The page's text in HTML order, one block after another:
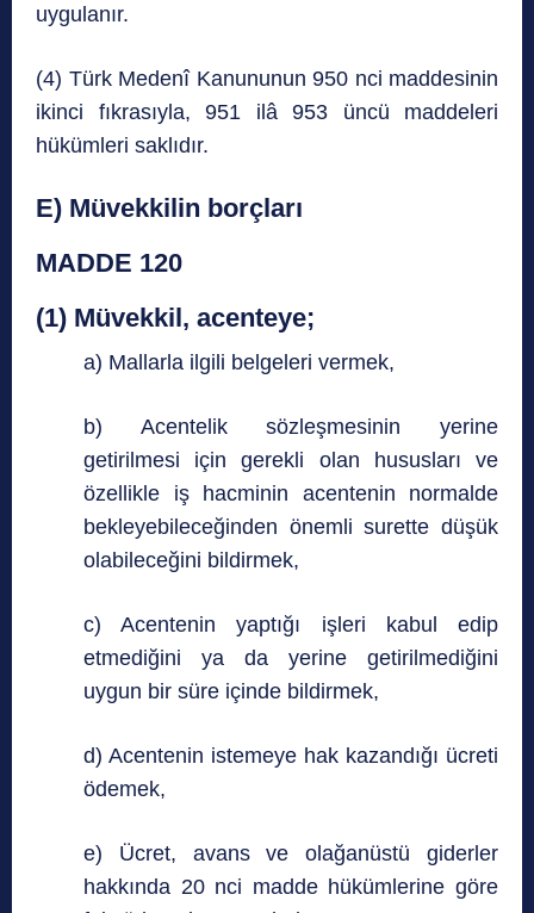
uygulanır.
(4) Türk Medenî Kanununun 950 nci maddesinin
ikinci fıkrasıyla, 951 ilâ 953 üncü maddeleri
hükümleri saklıdır.
E) Müvekkilin borçları
MADDE 120
(1) Müvekkil, acenteye;
a) Mallarla ilgili belgeleri vermek,
b) Acentelik sözleşmesinin yerine
getirilmesi için gerekli olan hususları ve
özellikle iş hacminin acentenin normalde
bekleyebileceğinden önemli surette düşük
olabileceğini bildirmek,
c) Acentenin yaptığı işleri kabul edip
etmediğini ya da yerine getirilmediğini
uygun bir süre içinde bildirmek,
d) Acentenin istemeye hak kazandığı ücreti
ödemek,
e) Ücret, avans ve olağanüstü giderler
hakkında 20 nci madde hükümlerine göre